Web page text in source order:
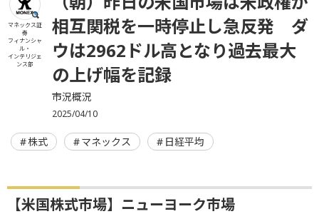
マネックス証
券
フィナンシャ
ル・
インテリジェ
ンス部
相互関税を一時停止し急反発 ダ
ウは2962ドル高となり過去最大
の上げ幅を記録
市況概況
2025/04/10
株式 マネックス 日経平均
【米国株式市場】ニューヨーク市場